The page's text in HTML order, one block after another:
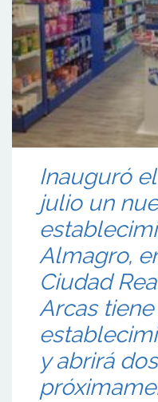
Inauguró
julio un
Almagro,
Ciudad
Arcas
y abrirá